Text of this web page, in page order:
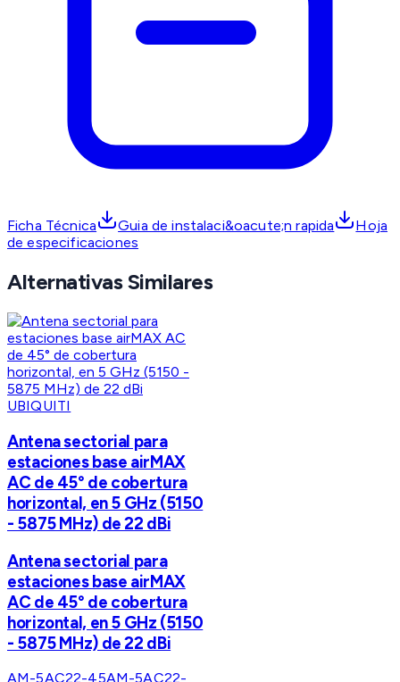
Ficha Técnica Guia de instalaci&oacute;n rapida
Hoja
de especificaciones
Alternativas Similares
UBIQUITI
Antena sectorial para
estaciones base airMAX
AC de 45° de cobertura
horizontal, en 5 GHz (5150
- 5875 MHz) de 22 dBi
Antena sectorial para
estaciones base airMAX
AC de 45° de cobertura
horizontal, en 5 GHz (5150
- 5875 MHz) de 22 dBi
AM-5AC22-45AM-5AC22-